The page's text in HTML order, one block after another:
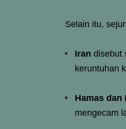
Selain itu,
Iran disebut
keruntuhan
Hamas dan
mengecam